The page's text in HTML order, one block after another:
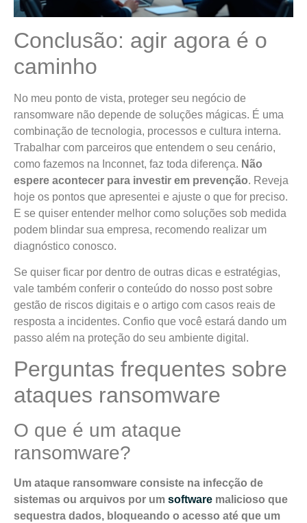
Conclusão: agir agora é o
caminho
No meu ponto de vista, proteger seu negócio de
ransomware não depende de soluções mágicas. É uma
combinação de tecnologia, processos e cultura interna.
Trabalhar com parceiros que entendem o seu cenário,
como fazemos na Inconnet, faz toda diferença. Não
espere acontecer para investir em prevenção. Reveja
hoje os pontos que apresentei e ajuste o que for preciso.
E se quiser entender melhor como soluções sob medida
podem blindar sua empresa, recomendo realizar um
diagnóstico conosco.
Se quiser ficar por dentro de outras dicas e estratégias,
vale também conferir o conteúdo do nosso post sobre
gestão de riscos digitais e o artigo com casos reais de
resposta a incidentes. Confio que você estará dando um
passo além na proteção do seu ambiente digital.
Perguntas frequentes sobre
ataques ransomware
O que é um ataque
ransomware?
Um ataque ransomware consiste na infecção de
sistemas ou arquivos por um software malicioso que
sequestra dados, bloqueando o acesso até que um